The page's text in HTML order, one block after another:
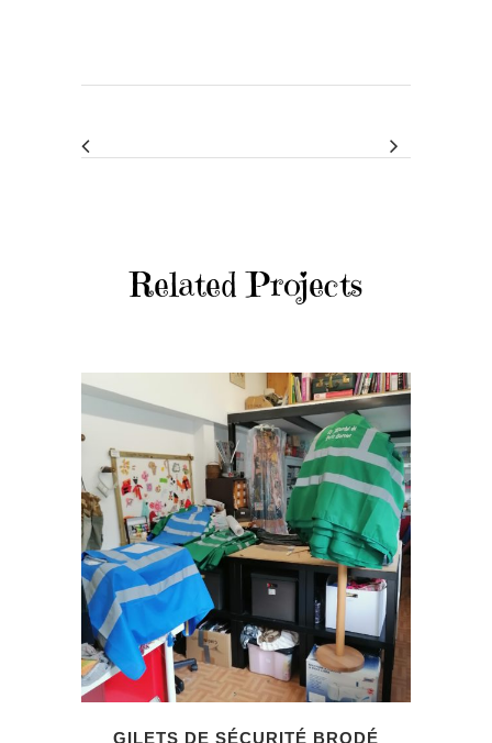
Related Projects
GILETS DE SÉCURITÉ BRODÉ